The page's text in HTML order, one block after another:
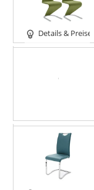
Details & Preise